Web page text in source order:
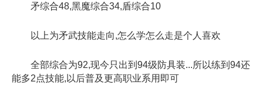
矛综合48,黑魔综合34,盾综合10
以上为矛武技能走向,怎么学怎么走是个人喜欢
全部综合为92,现今只出到94级防具装...所以练到94还
能多2点技能,以后普及更高职业系用即可